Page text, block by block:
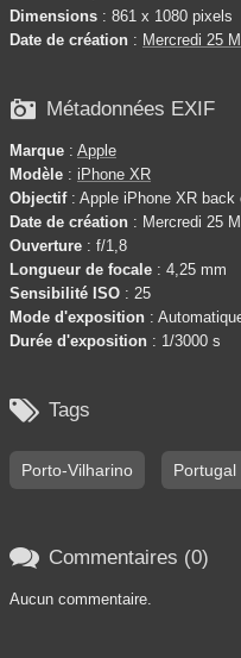
Dimensions : 861 x 1080 pixels
Date de création : Mercredi 25
 Métadonnées EXIF
Marque : Apple
Modèle : iPhone XR
Objectif: Apple iPhone XR back
Date de création : Mercredi 25
Ouverture : f/1,8
Longueur de focale : 4,25 mm
Sensibilité ISO : 25
Mode d'exposition :
Durée d'exposition : 1/3000 s
 Tags
Porto-Vilharino Portugal
 Commentaires (0)
Aucun commentaire.